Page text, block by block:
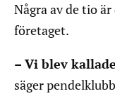
Några av de tio
företaget.
– Vi blev kallade
säger